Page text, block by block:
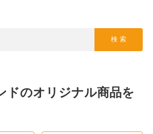
検 索
ドのオリジナル商品を